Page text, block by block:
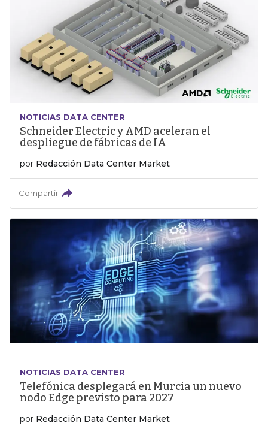
NOTICIAS DATA CENTER
Schneider Electric y AMD aceleran el
despliegue de fábricas de IA
por Redacción Data Center Market
Compartir
NOTICIAS DATA CENTER
Telefónica desplegará en Murcia un nuevo
nodo Edge previsto para 2027
por Redacción Data Center Market